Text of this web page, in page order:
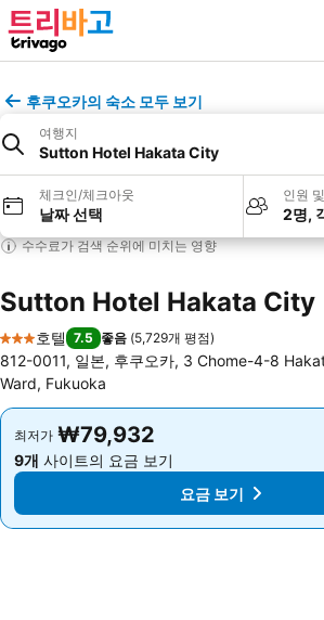
후쿠오카의 숙소 모두 보기
여행지
Sutton Hotel Hakata City
체크인/체크아웃
날짜 선택
인원
2명,
수수료가 검색 순위에 미치는 영향
Sutton Hotel Hakata City
3 성급
호텔 7.5 좋음 (5,729개 평점)
812-0011, 일본, 후쿠오카, 3 Chome-4-8
Ward, Fukuoka
최저가 ₩79,932
9개 사이트의 요금 보기
요금 보기
최저가 ₩79,932
9개 사이트의 요금 보기
요금 보기